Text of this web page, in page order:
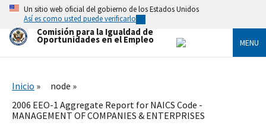
Skip
main
content
Un sitio web oficial del gobierno de los Estados Unidos
Así es como usted puede verificarlo
Comisión para la Igualdad de
Oportunidades en el Empleo MENU
Inicio
node
2006 EEO-1 Aggregate Report for NAICS Code -
MANAGEMENT OF COMPANIES & ENTERPRISES